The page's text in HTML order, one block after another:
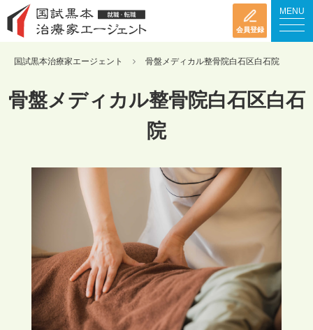
会員登録
MENU
国試黒本治療家エージェント 骨盤メディカル整骨院白石区白石院
骨盤メディカル整骨院白石区白石
院